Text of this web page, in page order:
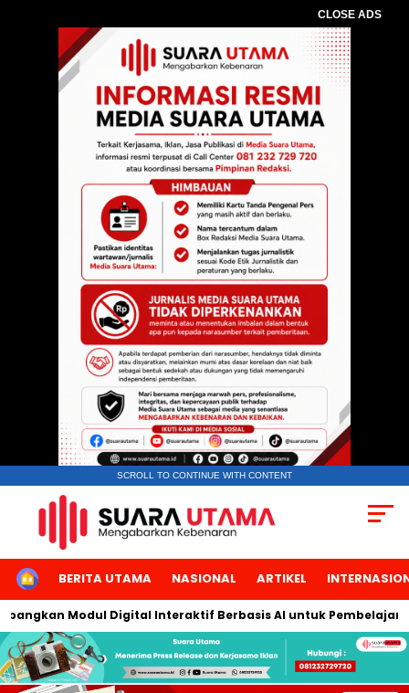
CLOSE ADS
SCROLL TO CONTINUE WITH CONTENT
HOMEBERITA UTAMA NASIONAL ARTIKEL
Modul Digital Interaktif Berbasis AI untuk Pembelajaran